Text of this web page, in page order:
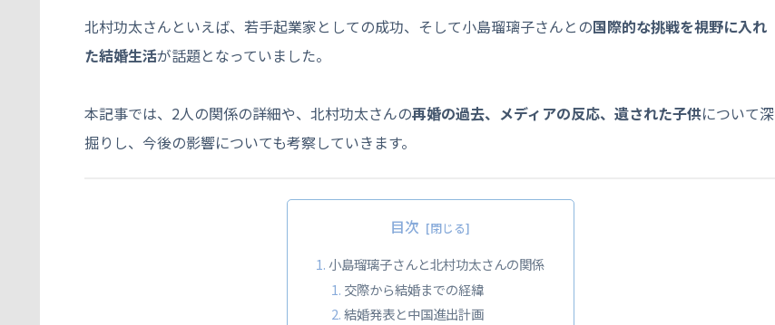
北村功太さんといえば、若手起業家としての成功、そして小島瑠璃子さんとの国際的な挑戦を視野に入れ
た結婚生活が話題となっていました。
本記事では、2人の関係の詳細や、北村功太さんの再婚の過去、メディアの反応、遺された子供について深
掘りし、今後の影響についても考察していきます。
目次
小島瑠璃子さんと北村功太さんの関係
交際から結婚までの経緯
結婚発表と中国進出計画